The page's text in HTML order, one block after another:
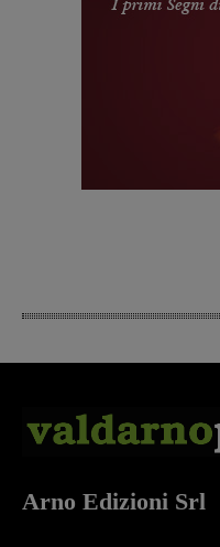
Arno Edizioni Srl